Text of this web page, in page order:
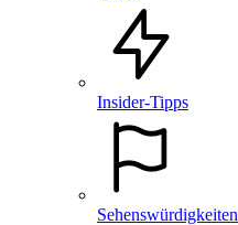
Insider-Tipps
Sehenswürdigkeiten